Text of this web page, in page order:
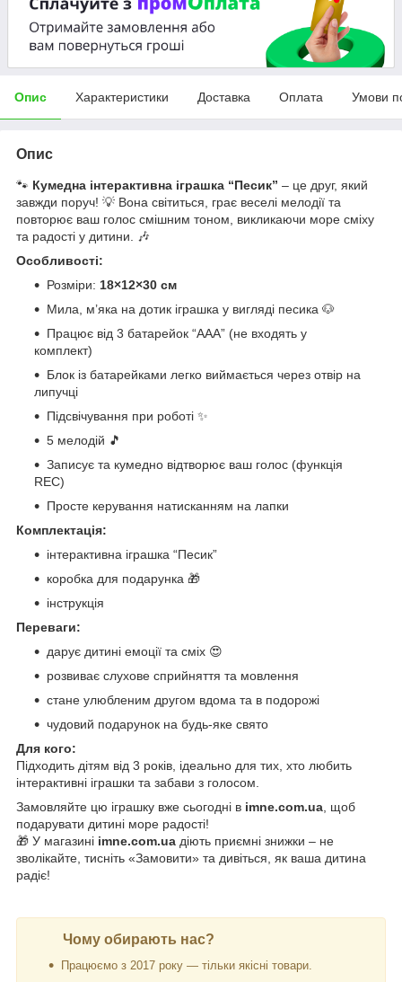
Опис Характеристики Доставка Оплата Умови
Опис
🐾 Кумедна інтерактивна іграшка “Песик” – це друг, який
завжди поруч! 💡 Вона світиться, грає веселі мелодії та
повторює ваш голос смішним тоном, викликаючи море сміху
та радості у дитини. 🎶
Особливості:
Розміри: 18×12×30 см
Мила, м’яка на дотик іграшка у вигляді песика 🐶
Працює від 3 батарейок “ААА” (не входять у
комплект)
Блок із батарейками легко виймається через отвір на
липучці
Підсвічування при роботі ✨
5 мелодій 🎵
Записує та кумедно відтворює ваш голос (функція
REC)
Просте керування натисканням на лапки
Комплектація:
інтерактивна іграшка “Песик”
коробка для подарунка 🎁
інструкція
Переваги:
дарує дитині емоції та сміх 😍
розвиває слухове сприйняття та мовлення
стане улюбленим другом вдома та в подорожі
чудовий подарунок на будь-яке свято
Для кого:
Підходить дітям від 3 років, ідеально для тих, хто любить
інтерактивні іграшки та забави з голосом.
Замовляйте цю іграшку вже сьогодні в imne.com.ua, щоб
подарувати дитині море радості!
🎁 У магазині imne.com.ua діють приємні знижки – не
зволікайте, тисніть «Замовити» та дивіться, як ваша дитина
радіє!
Чому обирають нас?
Працюємо з 2017 року — тільки якісні товари.